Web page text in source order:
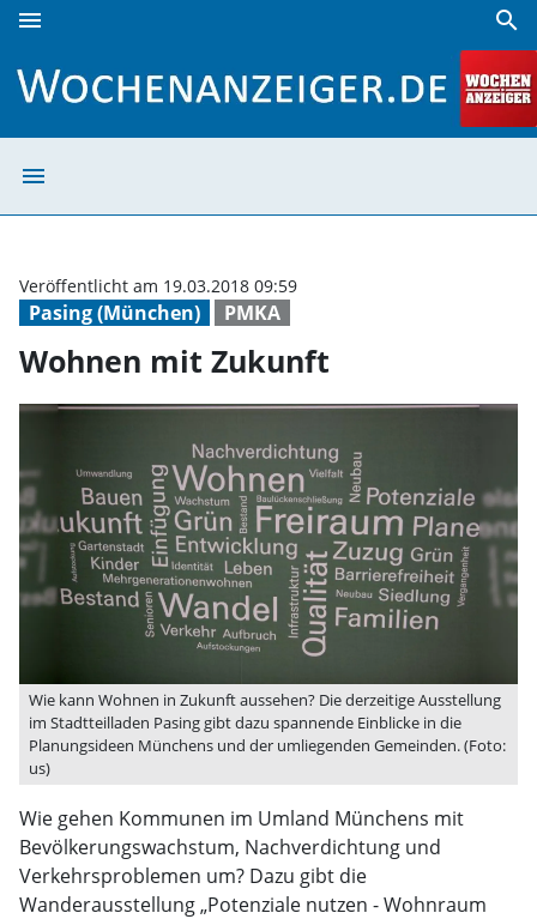
menu search
menu
Pasing (München) PMKA
Veröffentlicht am 19.03.2018 09:59
Wohnen mit Zukunft
Wie kann Wohnen in Zukunft aussehen? Die derzeitige Ausstellung
im Stadtteilladen Pasing gibt dazu spannende Einblicke in die
Planungsideen Münchens und der umliegenden Gemeinden. (Foto:
us)
Wie gehen Kommunen im Umland Münchens mit
Bevölkerungswachstum, Nachverdichtung und
Verkehrsproblemen um? Dazu gibt die
Wanderausstellung „Potenziale nutzen - Wohnraum